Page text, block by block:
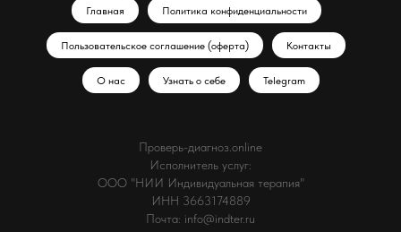
Главная Политика конфиденциальности
Пользовательское соглашение (оферта) Контакты
О нас Узнать о себе Telegram
Проверь-диагноз.online
Исполнитель услуг:
ООО "НИИ Индивидуальная терапия"
ИНН 3663174889
Почта: info@indter.ru